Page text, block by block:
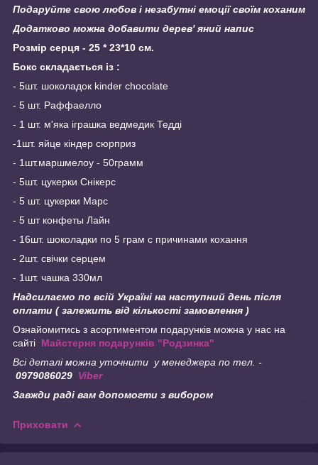
Подаруйте свою любов і незабутні емоції своїм коханим
Додатково можна добавити дерев' яний напис
Розмір серця - 25 * 23*10 см.
Бокс складається із :
- 5шт. шоколадок kinder chocolate
- 5 шт. Раффаелло
- 1 шт. м'яка іграшка ведмедик Тедді
-1шт. яйце кіндер сюрприз
- 1шт.маршмелоу - 50грамм
- 5шт. цукерки Снікерс
- 5 шт. цукерки Марс
- 5 шт конфеты Лайн
- 16шт. шоколадки по 5 грам с причинами кохання
- 2шт. свічки серцем
- 1шт. чашка 330мл
Надсилаємо по всій Україні на наступний день після
оплати ( залежить від кількості замовлення )
Ознайомитись з асортиментом подарунків можна у нас на
сайті Майстерня подарунків "Родзинка"
Всі деталі можна уточнити у менеджера по тел. -
0979086029 Viber
Завжди раді вам допомогти з вибором
Приховати